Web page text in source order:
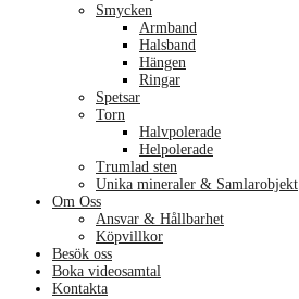
Smycken
Armband
Halsband
Hängen
Ringar
Spetsar
Torn
Halvpolerade
Helpolerade
Trumlad sten
Unika mineraler & Samlarobjekt
Om Oss
Ansvar & Hållbarhet
Köpvillkor
Besök oss
Boka videosamtal
Kontakta